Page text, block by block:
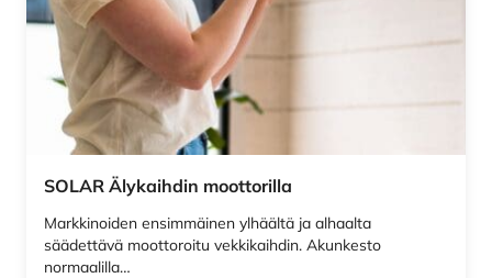
SOLAR Älykaihdin moottorilla
Markkinoiden ensimmäinen ylhäältä ja alhaalta
säädettävä moottoroitu vekkikaihdin. Akunkesto
normaalilla…